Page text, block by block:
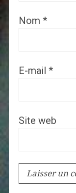
Nom *
E-mail *
Site web